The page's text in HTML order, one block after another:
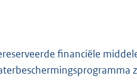
financiële